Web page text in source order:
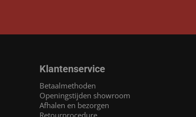
Klantenservice
Betaalmethoden
Openingstijden showroom
Afhalen en bezorgen
Retourprocedure